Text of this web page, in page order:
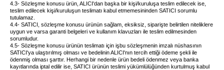
4.3- Sözleşme konusu ürün, ALICI'dan başka bir kişi/kuruluşa teslim edilecek ise,
teslim edilecek kişi/kuruluşun teslimatı kabul etmemesininden SATICI sorumlu
tutulamaz.
4.4- SATICI, sözleşme konusu ürünün sağlam, eksiksiz, siparişte belirtilen niteliklere
uygun ve varsa garanti belgeleri ve kullanım klavuzları ile teslim edilmesinden
sorumludur.
4.5- Sözleşme konusu ürünün teslimatı için işbu sözleşmenin imzalı nüshasının
SATICI'ya ulaştırılmış olması ve bedelinin ALICI'nın tercih ettiği ödeme şekli ile
ödenmiş olması şarttır. Herhangi bir nedenle ürün bedeli ödenmez veya banka
kayıtlarında iptal edilir ise, SATICI ürünün teslimi yükümlülüğünden kurtulmuş kabul